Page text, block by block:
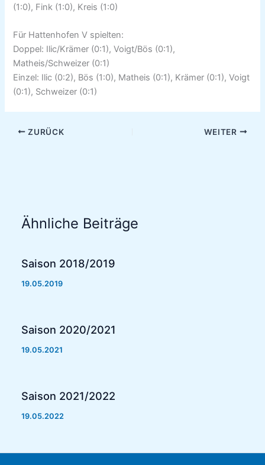
(1:0), Fink (1:0), Kreis (1:0)
Für Hattenhofen V spielten:
Doppel: Ilic/Krämer (0:1), Voigt/Bös (0:1),
Matheis/Schweizer (0:1)
Einzel: Ilic (0:2), Bös (1:0), Matheis (0:1), Krämer (0:1), Voigt
(0:1), Schweizer (0:1)
ZURÜCK WEITER
Ähnliche Beiträge
Saison 2018/2019
19.05.2019
Saison 2020/2021
19.05.2021
Saison 2021/2022
19.05.2022